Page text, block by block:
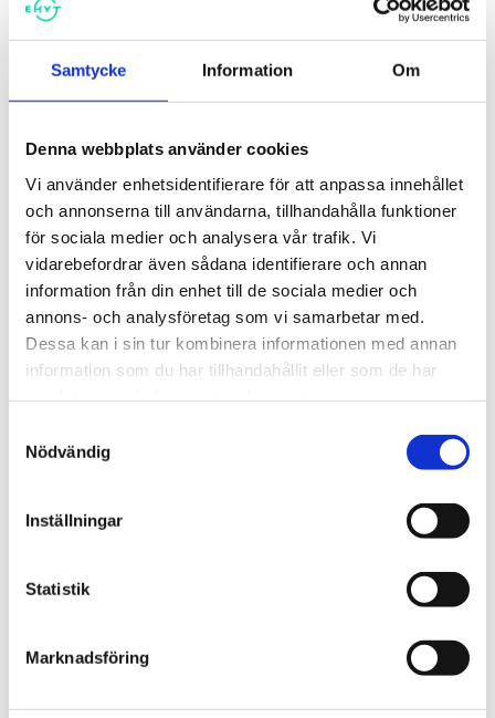
Samtycke Information Om
Denna webbplats använder cookies
Vi använder enhetsidentifierare för att anpassa innehållet
och annonserna till användarna, tillhandahålla funktioner
för sociala medier och analysera vår trafik. Vi
vidarebefordrar även sådana identifierare och annan
information från din enhet till de sociala medier och
annons- och analysföretag som vi samarbetar med.
Dessa kan i sin tur kombinera informationen med annan
information som du har tillhandahållit eller som de har
Nödvändig
Inställningar
Statistik
Marknadsföring
Rusmedelsfostran för andra
lågstadieskolor
Bueno kontrollbana om alkohol